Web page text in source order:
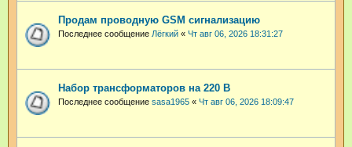
Продам проводную GSM сигнализацию
Последнее сообщение Лёгкий « Чт авг 06, 2026 18:31:27
Набор трансформаторов на 220 В
Последнее сообщение sasa1965 « Чт авг 06, 2026 18:09:47